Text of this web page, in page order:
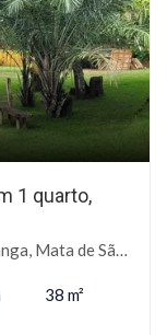
1 quarto,
de São João-BA
38 m²